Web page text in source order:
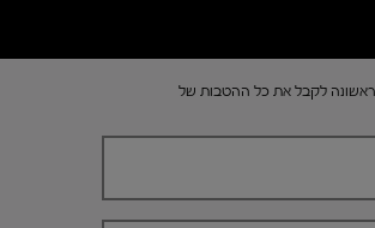
הראשונה לקבל את כל ההטבות של